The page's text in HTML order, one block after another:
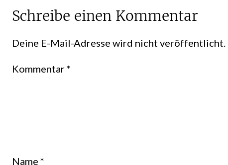
Schreibe einen Kommentar
Deine E-Mail-Adresse wird nicht veröffentlicht.
Kommentar*
Name *